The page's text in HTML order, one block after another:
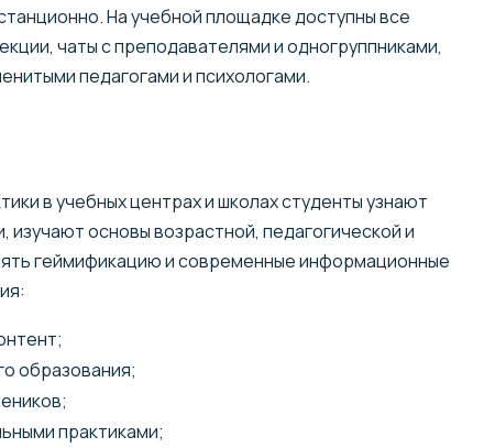
На учебной площадке доступны все
чаты с преподавателями и одногруппниками,
педагогами и психологами.
в учебных центрах и школах студенты узнают
основы возрастной, педагогической и
геймификацию и современные информационные
образования;
практиками;